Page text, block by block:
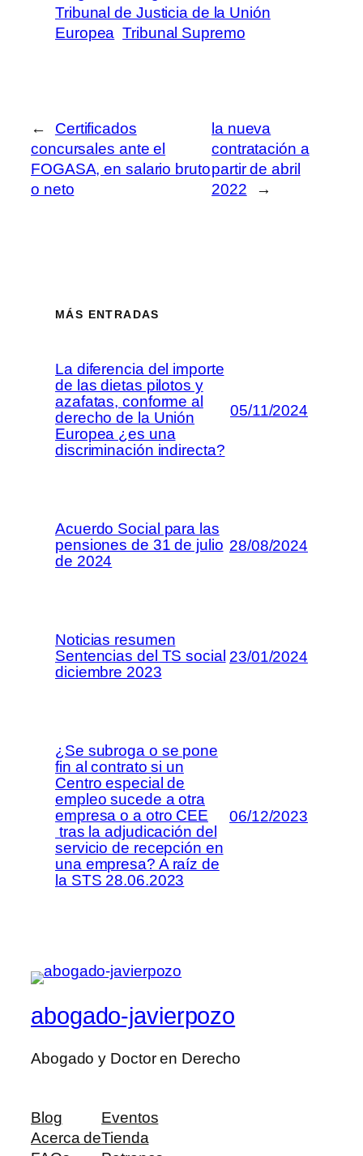
Tribunal de Justicia de la Unión
Europea Tribunal Supremo
←
Certificados
concursales ante el
FOGASA, en salario bruto
o neto
la nueva
contratación a
partir de abril
2022
→
MÁS ENTRADAS
La diferencia del importe
de las dietas pilotos y
azafatas, conforme al
derecho de la Unión
Europea ¿es una
discriminación indirecta?
05/11/2024
Acuerdo Social para las
pensiones de 31 de julio
de 2024
28/08/2024
Noticias resumen
Sentencias del TS social
diciembre 2023
23/01/2024
¿Se subroga o se pone
fin al contrato si un
Centro especial de
empleo sucede a otra
empresa o a otro CEE
tras la adjudicación del
servicio de recepción en
una empresa? A raíz de
la STS 28.06.2023
06/12/2023
abogado-javierpozo
Abogado y Doctor en Derecho
Blog
Acerca de
Eventos
Tienda